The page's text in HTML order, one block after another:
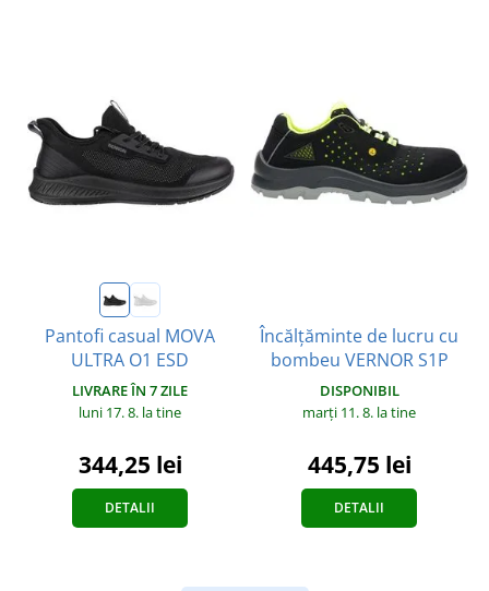
Pantofi casual MOVA
ULTRA O1 ESD
LIVRARE ÎN 7 ZILE
luni 17. 8. la tine
344,25 lei
DETALII
Încălțăminte de lucru cu
bombeu VERNOR S1P
DISPONIBIL
marți 11. 8. la tine
445,75 lei
DETALII